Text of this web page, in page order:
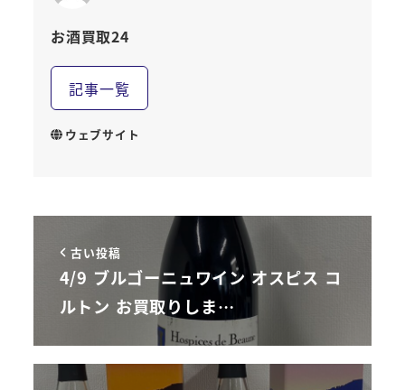
お酒買取24
記事一覧
ウェブサイト
古い投稿
4/9 ブルゴーニュワイン オスピス コ
ルトン お買取りしま…